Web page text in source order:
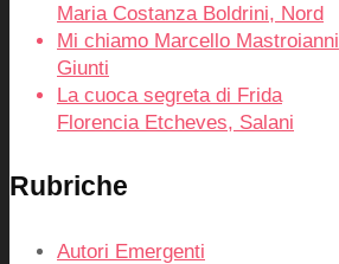
Maria Costanza Boldrini, Nord
Mi chiamo Marcello Mastroianni
Giunti
La cuoca segreta di Frida
Florencia Etcheves, Salani
Rubriche
Autori Emergenti